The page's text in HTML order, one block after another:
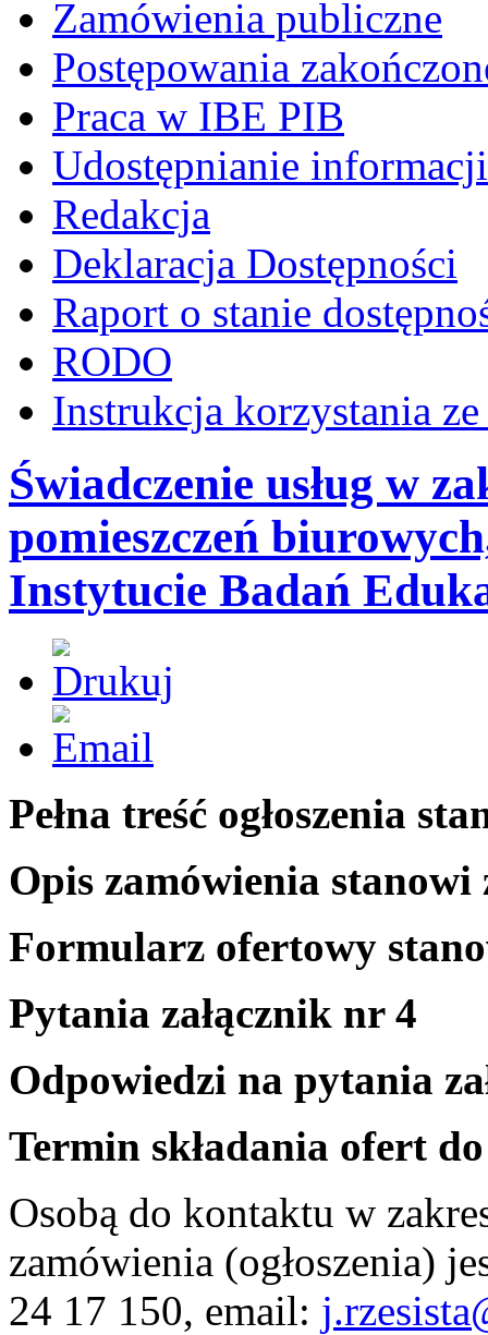
Zamówienia publiczne
Postępowania
Praca w IBE PIB
Udostępnianie informacji
Redakcja
Deklaracja Dostępności
Raport o stanie
RODO
Instrukcja korzystania
Świadczenie usług w
pomieszczeń
Instytucie Badań
Pełna treść ogłoszenia
Opis zamówienia
Formularz ofertowy
Pytania załącznik nr 4
Odpowiedzi na pytania
Termin składania ofert
Osobą do kontaktu w
zamówienia (ogłoszenia)
24 17 150, email: